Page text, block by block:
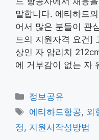
말합니다. 에티하드
어서 많은 분들이 관
드의 지원자격 요건]
상인 자 암리치
에 거부감이 없는 자
카
테
고
리
정보공유
태
그
에티하드항공, 외
정 , 지원서작성방법